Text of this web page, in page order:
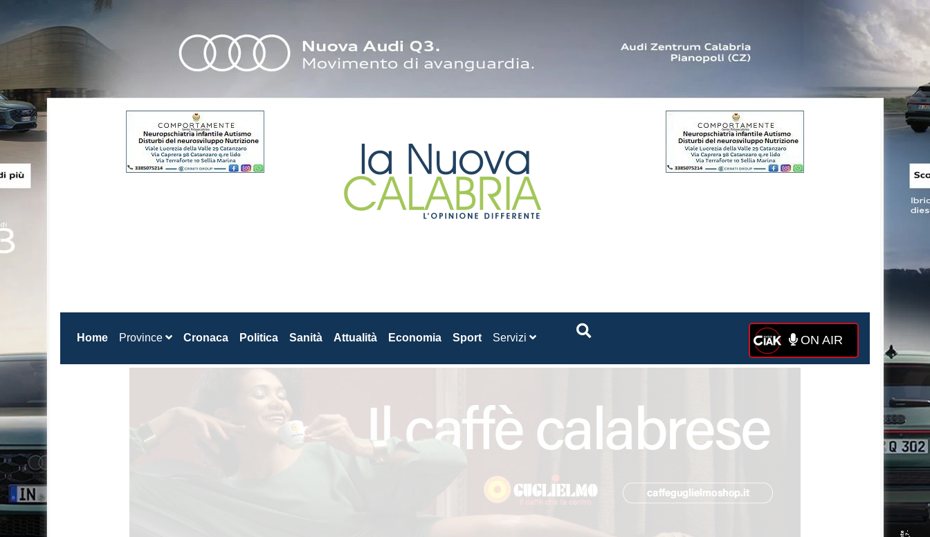
Home(current)
Province Cronaca Politica Sanità Attualità Economia Sport Servizi ON AIR